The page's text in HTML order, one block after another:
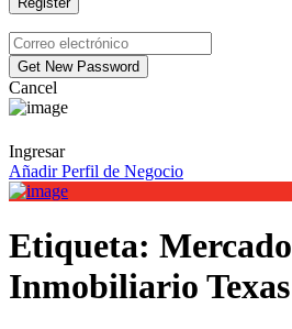
Cancel
Ingresar
Añadir Perfil de Negocio
Etiqueta: Mercado
Inmobiliario Texas